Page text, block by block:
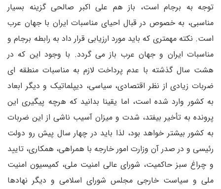
توجه به برجام است، باز هم علی اکبر صالحی گزینه بسیار
مناسبی، به خصوص در قبال احیای مناسبات ایران با جهان عرب
است. نکته مهمتری که باید مورد ارزیابی قرار داد به رابطه برجام و
مناسبات ایران و جهان عرب باز می گردد. با وجود این که در
هشت سال گذشته با عدم پرداخت لازم به مناسبات منطقه ای
ضربات زیادی از نظر اقتصادی، سیاسی، دیپلماتیک و دیگر ابعاد
به کشور وارد شده است، اما یقینا بدانید که هرچه پیگیری این
پرونده به تأخیر بیفتد، شدت و میزان آسیب ناشی از این ضربات
به کشور بیشتر خواهد بود، لذا باید در چهار سال پیش رو دولت
رئیسی و در صدر آن وزارت امور خارجه با همراهی، همکاری، تایید
و چراغ سبز حاکمیت، شورای عالی امنیت ملی، کمیسیون امنیت
ملی و سیاست خارجی مجلس شورای اسلامی و دیگر نهادها